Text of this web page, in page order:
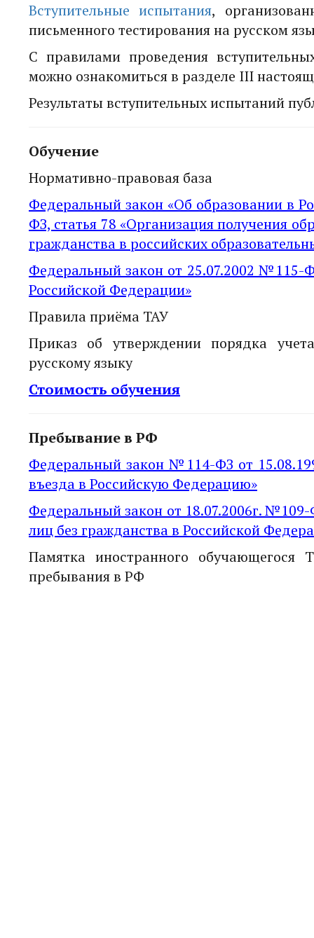
Вступительные испытания,
письменного тестирования на русском
С правилами проведения
можно ознакомиться в разделе III
Результаты вступительных испытаний
Обучение
Нормативно-правовая база
Федеральный закон «Об образовании в
ФЗ, статья 78 «Организация получения
гражданства в российских
Федеральный закон от 25.07.2002
Российской Федерации»
Правила приёма ТАУ
Приказ об утверждении порядка
русскому языку
Стоимость обучения
Пребывание в РФ
Федеральный закон №114-ФЗ от
въезда в Российскую Федерацию»
Федеральный закон от 18.07.2006г.
лиц без гражданства в Российской
Памятка иностранного обучающегося
пребывания в РФ